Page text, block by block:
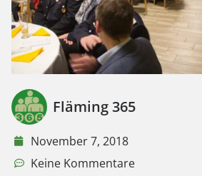
Fläming 365
November 7, 2018
Keine Kommentare